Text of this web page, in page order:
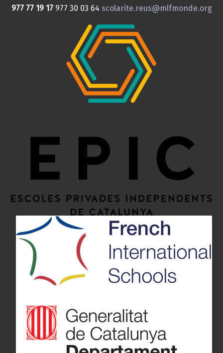
977 77 19 17 977 30 03 64 scolarite.reus@mlfmonde.org